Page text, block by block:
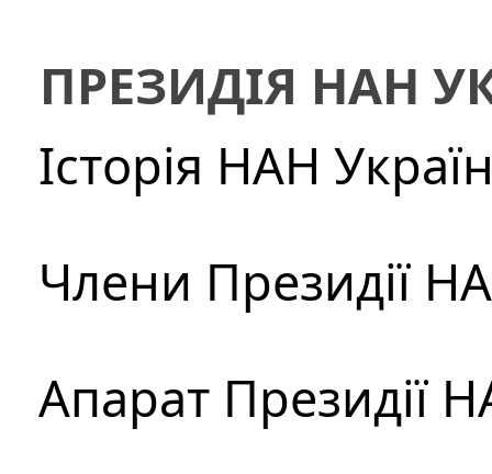
ПРЕЗИДІЯ НАН
Історія НАН
Члени Президії
Апарат Президії